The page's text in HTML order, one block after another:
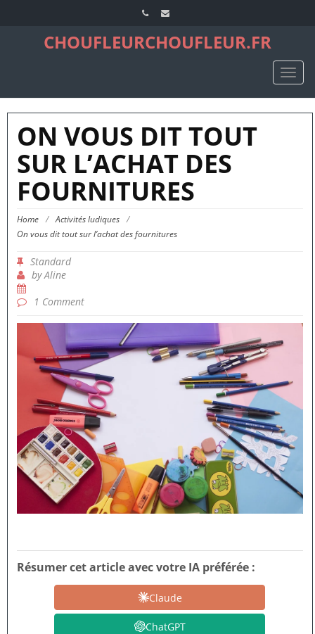
CHOUFLEURCHOUFLEUR.FR
ON VOUS DIT TOUT
SUR L’ACHAT DES
FOURNITURES
Home / Activités ludiques /
On vous dit tout sur l’achat des fournitures
Standard
byAline
1 Comment
Résumer cet article avec votre IA préférée :
Claude
ChatGPT